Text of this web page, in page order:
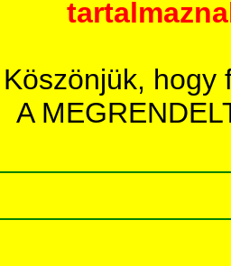
Köszönjük, hogy
A